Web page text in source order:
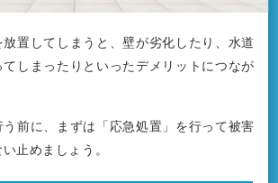
置してしまうと、壁が劣化したり、水道
しまったりといったデメリットにつなが
前に、まずは「応急処置」を行って被害
止めましょう。